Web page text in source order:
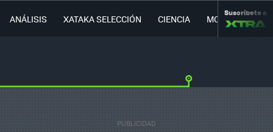
ANÁLISIS XATAKA SELECCIÓN CIENCIA MOVILIDAD
Suscríbete a